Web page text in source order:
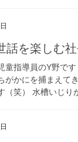
話を楽しむ
童指導員のY野で
がかにを捕まえて
（笑） 水槽いじ